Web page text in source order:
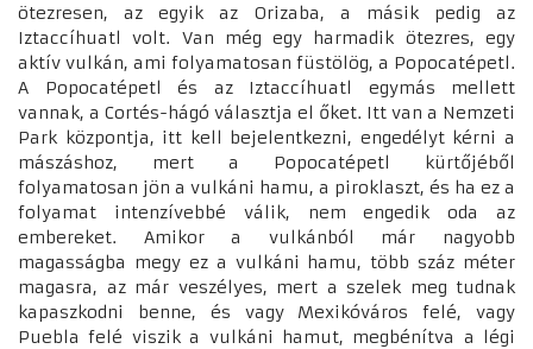
ötezresen, az egyik az Orizaba, a másik pedig az
Iztaccíhuatl volt. Van még egy harmadik ötezres, egy
aktív vulkán, ami folyamatosan füstölög, a Popocatépetl.
A Popocatépetl és az Iztaccíhuatl egymás mellett
vannak, a Cortés-hágó választja el őket. Itt van a Nemzeti
Park központja, itt kell bejelentkezni, engedélyt kérni a
mászáshoz, mert a Popocatépetl kürtőjéből
folyamatosan jön a vulkáni hamu, a piroklaszt, és ha ez a
folyamat intenzívebbé válik, nem engedik oda az
embereket. Amikor a vulkánból már nagyobb
magasságba megy ez a vulkáni hamu, több száz méter
magasra, az már veszélyes, mert a szelek meg tudnak
kapaszkodni benne, és vagy Mexikóváros felé, vagy
Puebla felé viszik a vulkáni hamut, megbénítva a légi